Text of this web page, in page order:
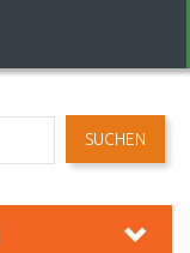
SUCHEN